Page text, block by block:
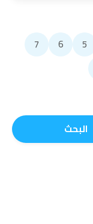
5
6
7
البحث